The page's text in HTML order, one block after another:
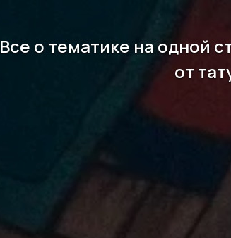
Все о тематике на одной
от